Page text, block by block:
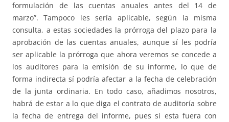
formulación de las cuentas anuales antes del 14 de
marzo”. Tampoco les sería aplicable, según la misma
consulta, a estas sociedades la prórroga del plazo para la
aprobación de las cuentas anuales, aunque sí les podría
ser aplicable la prórroga que ahora veremos se concede a
los auditores para la emisión de su informe, lo que de
forma indirecta sí podría afectar a la fecha de celebración
de la junta ordinaria. En todo caso, añadimos nosotros,
habrá de estar a lo que diga el contrato de auditoría sobre
la fecha de entrega del informe, pues si esta fuera con